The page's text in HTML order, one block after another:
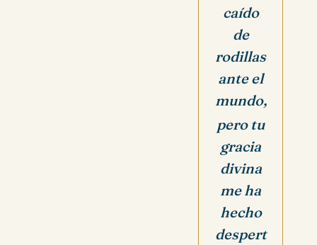
caído
de
rodillas
ante el
mundo,
pero tu
gracia
divina
me ha
hecho
despert